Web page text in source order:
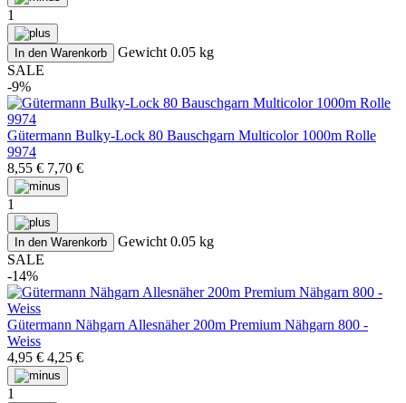
1
In den Warenkorb Gewicht 0.05 kg
SALE
-9%
Gütermann Bulky-Lock 80 Bauschgarn Multicolor 1000m Rolle
9974
8,55 € 7,70 €
1
In den Warenkorb Gewicht 0.05 kg
SALE
-14%
Gütermann Nähgarn Allesnäher 200m Premium Nähgarn 800 -
Weiss
4,95 € 4,25 €
1